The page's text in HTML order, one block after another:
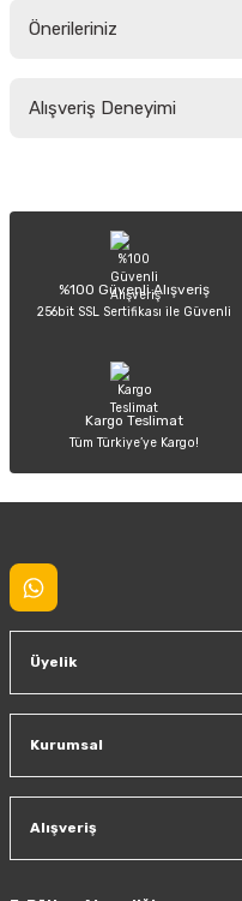
Önerileriniz
yetersiz gördüğünüz
Ürün açıklamasında eksik
Ürün bilgilerinde hatalar
Ürün fiyatı diğer sitelerden
Alışveriş Deneyimi
Sitemize
%100 Güvenli Alışveriş
256bit SSL Sertifikası ile Güvenli
Kargo Teslimat
Tüm Türkiye’ye Kargo!
Üyelik
Kurumsal
Alışveriş